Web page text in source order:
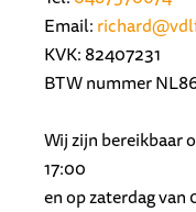
Email:
KVK: 82407231
BTW nummer
Wij zijn bereikbaar
17:00
en op zaterdag